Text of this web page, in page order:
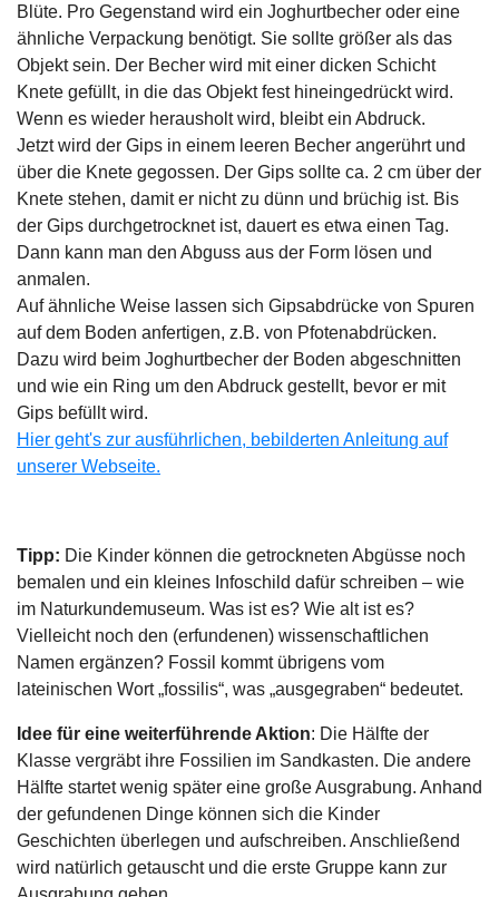
Blüte. Pro Gegenstand wird ein Joghurtbecher oder eine
ähnliche Verpackung benötigt. Sie sollte größer als das
Objekt sein. Der Becher wird mit einer dicken Schicht
Knete gefüllt, in die das Objekt fest hineingedrückt wird.
Wenn es wieder herausholt wird, bleibt ein Abdruck.
Jetzt wird der Gips in einem leeren Becher angerührt und
über die Knete gegossen. Der Gips sollte ca. 2 cm über der
Knete stehen, damit er nicht zu dünn und brüchig ist. Bis
der Gips durchgetrocknet ist, dauert es etwa einen Tag.
Dann kann man den Abguss aus der Form lösen und
anmalen.
Auf ähnliche Weise lassen sich Gipsabdrücke von Spuren
auf dem Boden anfertigen, z.B. von Pfotenabdrücken.
Dazu wird beim Joghurtbecher der Boden abgeschnitten
und wie ein Ring um den Abdruck gestellt, bevor er mit
Gips befüllt wird.
Hier geht's zur ausführlichen, bebilderten Anleitung auf
unserer Webseite.
Tipp: Die Kinder können die getrockneten Abgüsse noch
bemalen und ein kleines Infoschild dafür schreiben – wie
im Naturkundemuseum. Was ist es? Wie alt ist es?
Vielleicht noch den (erfundenen) wissenschaftlichen
Namen ergänzen? Fossil kommt übrigens vom
lateinischen Wort „fossilis“, was „ausgegraben“ bedeutet.
Idee für eine weiterführende Aktion: Die Hälfte der
Klasse vergräbt ihre Fossilien im Sandkasten. Die andere
Hälfte startet wenig später eine große Ausgrabung. Anhand
der gefundenen Dinge können sich die Kinder
Geschichten überlegen und aufschreiben. Anschließend
wird natürlich getauscht und die erste Gruppe kann zur